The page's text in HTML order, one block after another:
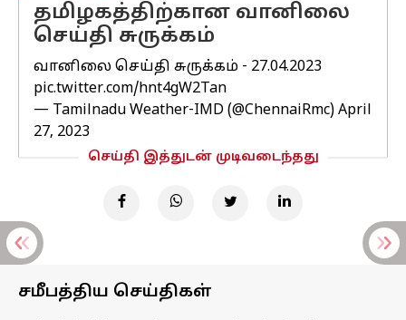
தமிழகத்திற்கான வானிலை
செய்தி சுருக்கம்
வானிலை செய்தி சுருக்கம் - 27.04.2023
pic.twitter.com/hnt4gW2Tan
— Tamilnadu Weather-IMD (@ChennaiRmc) April
27, 2023
செய்தி இத்துடன் முடிவடைந்தது
சமீபத்திய செய்திகள்